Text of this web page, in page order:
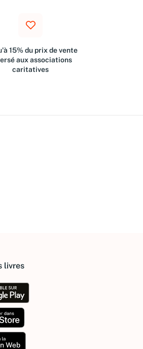
15% du prix de vente
aux associations
caritatives
livres